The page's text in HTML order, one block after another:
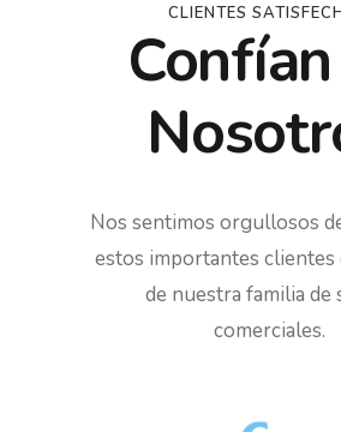
CLIENTES
Nos sentimos orgullosos
estos importantes clientes
de nuestra familia de
comerciales.